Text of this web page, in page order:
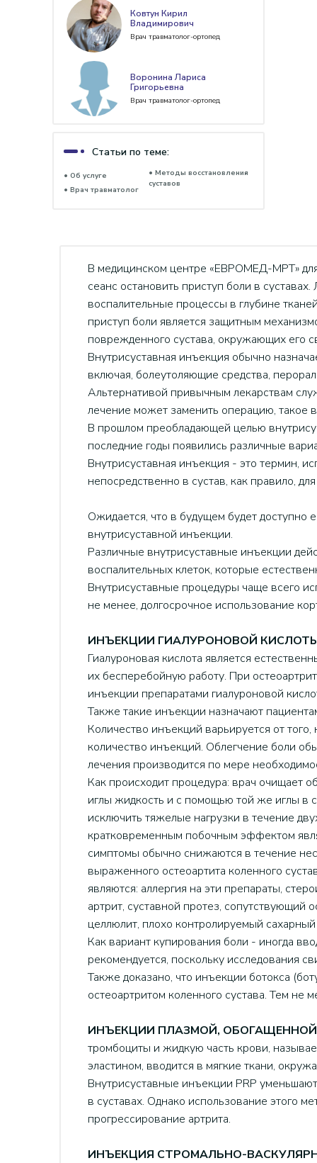
Статьи по теме:
• Об услуге
• Врач травматолог
Воронина Лариса
Григорьевна
Врач травматолог-ортопед
• Методы восстановления
суставов
Ковтун Кирил
Владимирович
Врач травматолог-ортопед
В медицинском центре «ЕВРОМЕД-МРТ»
сеанс остановить приступ боли в
воспалительные процессы в глубине
приступ боли является защитным
поврежденного сустава, окружающих его
Внутрисуставная инъекция обычно
включая, болеутоляющие средства,
Альтернативой привычным лекарствам
лечение может заменить операцию, такое
В прошлом преобладающей целью
последние годы появились различные
Внутрисуставная инъекция - это термин,
непосредственно в сустав, как правило,
Ожидается, что в будущем будет доступно
внутрисуставной инъекции.
Различные внутрисуставные инъекции
воспалительных клеток, которые
Внутрисуставные процедуры чаще всего
не менее, долгосрочное использование
ИНЪЕКЦИИ ГИАЛУРОНОВОЙ
Гиалуроновая кислота является
их бесперебойную работу. При
инъекции препаратами гиалуроновой
Также такие инъекции назначают
Количество инъекций варьируется от
количество инъекций. Облегчение боли
лечения производится по мере
Как происходит процедура: врач очищает
иглы жидкость и с помощью той же иглы в
исключить тяжелые нагрузки в течение
кратковременным побочным эффектом
симптомы обычно снижаются в течение
выраженного остеоартита коленного
являются: аллергия на эти препараты,
артрит, суставной протез, сопутствующий
целлюлит, плохо контролируемый
Как вариант купирования боли - иногда
рекомендуется, поскольку исследования
Также доказано, что инъекции ботокса
остеоартритом коленного сустава. Тем
ИНЪЕКЦИИ ПЛАЗМОЙ,
тромбоциты и жидкую часть крови,
эластином, вводится в мягкие ткани,
Внутрисуставные инъекции PRP
в суставах. Однако использование этого
прогрессирование артрита.
ИНЪЕКЦИЯ СТРОМАЛЬНО-